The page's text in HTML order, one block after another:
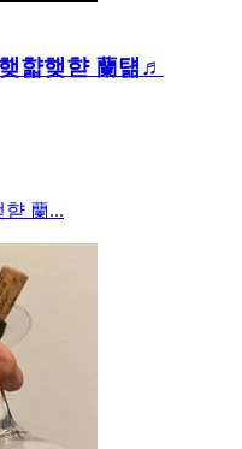
햛햊햗 蘭턞♬
햗 蘭...